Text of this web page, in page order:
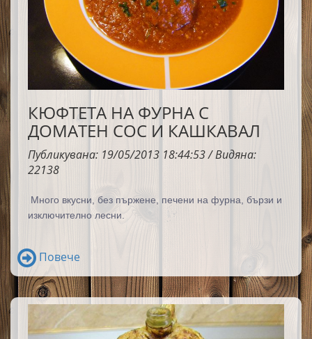
КЮФТЕТА НА ФУРНА С
ДОМАТЕН СОС И КАШКАВАЛ
Публикувана: 19/05/2013 18:44:53 / Видяна:
22138
Много вкусни, без пържене, печени на фурна, бързи и
изключително лесни.
Повече